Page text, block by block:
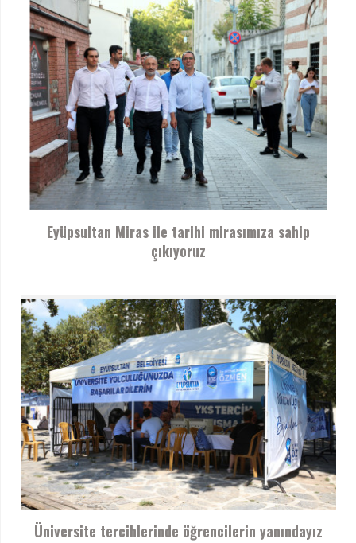
Eyüpsultan Miras ile tarihi mirasımıza sahip
çıkıyoruz
Üniversite tercihlerinde öğrencilerin yanındayız